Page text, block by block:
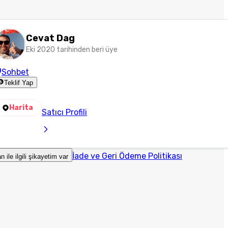
Cevat Dag
Eki 2020 tarihinden beri üye
Sohbet
Teklif Yap
Harita Satıcı Profili
ile ilgili şikayetim var İade ve Geri Ödeme Politikası